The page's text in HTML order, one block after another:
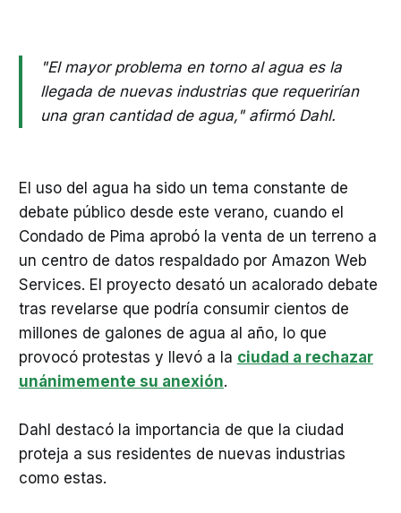
"El mayor problema en torno al agua es la
llegada de nuevas industrias que requerirían
una gran cantidad de agua," afirmó Dahl.
El uso del agua ha sido un tema constante de
debate público desde este verano, cuando el
Condado de Pima aprobó la venta de un terreno a
un centro de datos respaldado por Amazon Web
Services. El proyecto desató un acalorado debate
tras revelarse que podría consumir cientos de
millones de galones de agua al año, lo que
provocó protestas y llevó a la ciudad a rechazar
unánimemente su anexión.
Dahl destacó la importancia de que la ciudad
proteja a sus residentes de nuevas industrias
como estas.